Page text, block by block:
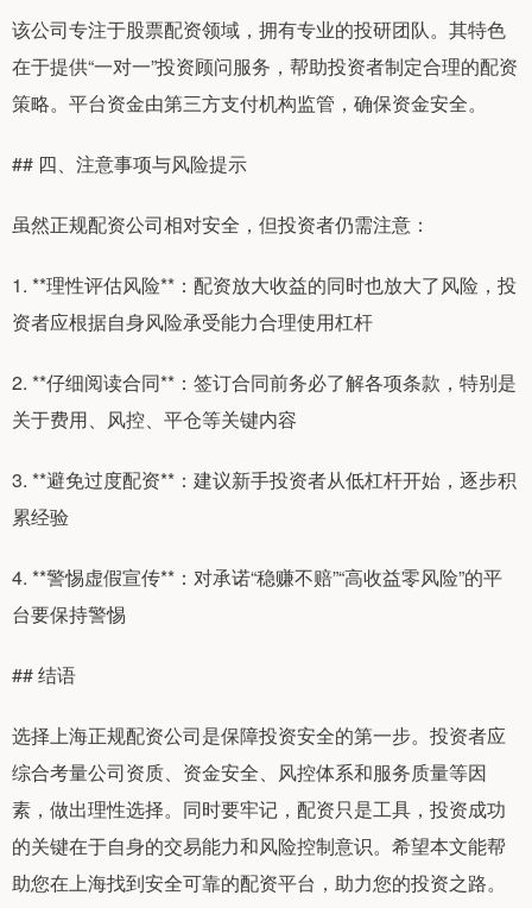
该公司专注于股票配资领域，拥有专业的投研团队。其特色
在于提供“一对一”投资顾问服务，帮助投资者制定合理的配资
策略。平台资金由第三方支付机构监管，确保资金安全。
## 四、注意事项与风险提示
虽然正规配资公司相对安全，但投资者仍需注意：
1. **理性评估风险**：配资放大收益的同时也放大了风险，投
资者应根据自身风险承受能力合理使用杠杆
2. **仔细阅读合同**：签订合同前务必了解各项条款，特别是
关于费用、风控、平仓等关键内容
3. **避免过度配资**：建议新手投资者从低杠杆开始，逐步积
累经验
4. **警惕虚假宣传**：对承诺“稳赚不赔”“高收益零风险”的平
台要保持警惕
## 结语
选择上海正规配资公司是保障投资安全的第一步。投资者应
综合考量公司资质、资金安全、风控体系和服务质量等因
素，做出理性选择。同时要牢记，配资只是工具，投资成功
的关键在于自身的交易能力和风险控制意识。希望本文能帮
助您在上海找到安全可靠的配资平台，助力您的投资之路。